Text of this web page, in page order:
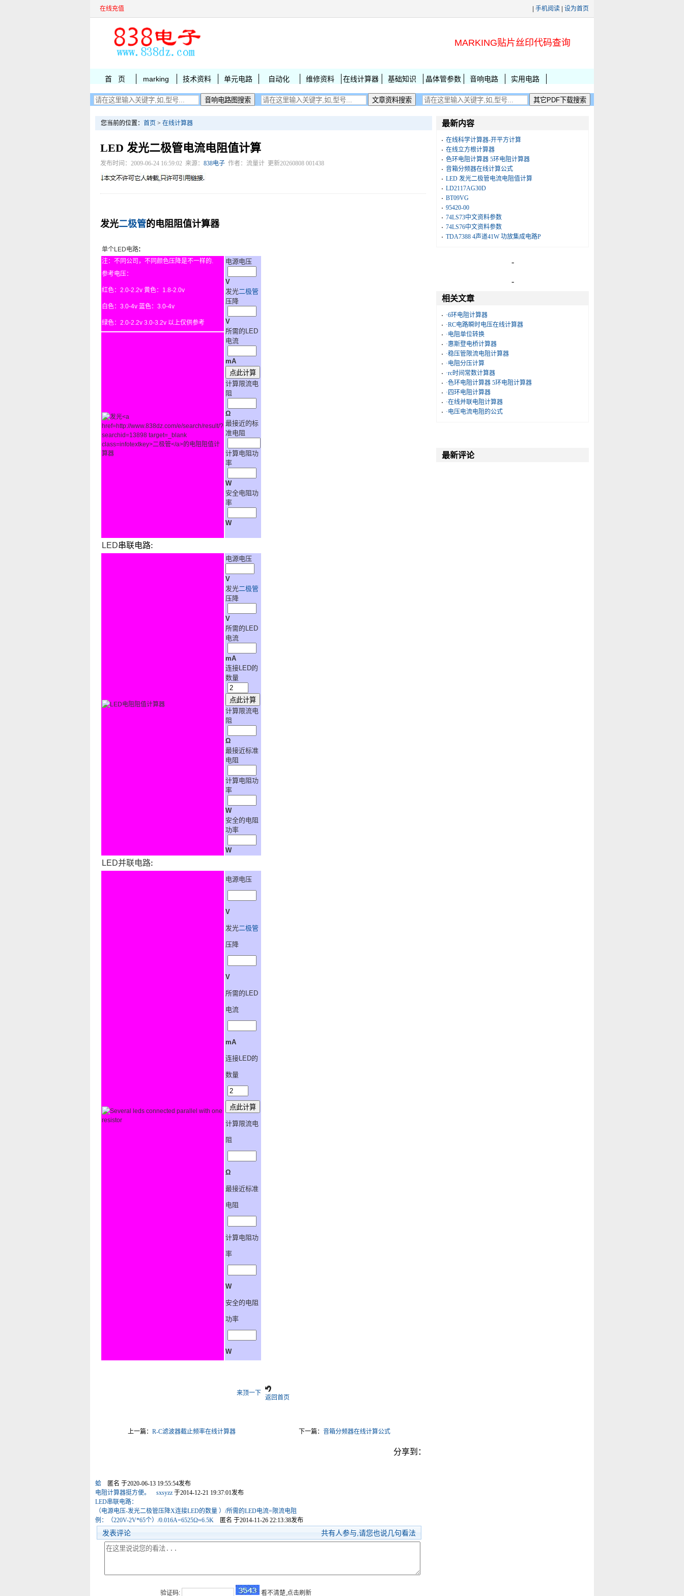
在线充值 手机阅读 设为首页
MARKING贴片丝印代码查询
首 页 marking 技术资料 单元电路 自动化 维修资料 在线计算器 基础知识 晶体管参数 音响电路 实用电路
您当前的位置： 首页 > 在线计算器
LED 发光二极管电流电阻值计算
发布时间：2009-06-24 16:59:02 来源： 838电子 作者：流量计 更新20260808 001438
发光二极管的电阻阻值计算器
单个LED电路:
注：不同公司，不同颜色压降是不一样的.
参考电压：
红色：2.0-2.2v 黄色：1.8-2.0v
白色：3.0-4v 蓝色：3.0-4v
绿色：2.0-2.2v 3.0-3.2v 以上仅供参考
电源电压
V
发光二极管
压降
V
所需的LED
电流
mA
计算限流电
阻
Ω
最接近的标
准电阻
计算电阻功
率
W
安全电阻功
率
W
LED串联电路:
电源电压
V
发光二极管
压降
V
所需的LED
电流
mA
连接LED的
数量
计算限流电
阻
Ω
最接近标准
电阻
计算电阻功
率
W
安全的电阻
功率
W
LED并联电路:
电源电压
V
发光二极管
压降
V
所需的LED
电流
mA
连接LED的
数量
计算限流电
阻
Ω
最接近标准
电阻
计算电阻功
率
W
安全的电阻
功率
W
来顶一下
返回首页
上一篇： R-C滤波器截止频率在线计算器 下一篇： 音箱分频器在线计算公式
分享到：
蛤 匿名 于2020-06-13 19:55:54发布
电阻计算器挺方便。
sxsyzz 于2014-12-21 19:37:01发布
LED串联电路：
（电源电压-发光二极管压降X连接LED的数量 ）/所需的LED电流=限流电阻
例：（220V-2V*65个）/0.016A=6525Ω≈6.5K
匿名 于2014-11-26 22:13:38发布
发表评论 共有人参与,请您也说几句看法
验证码: 看不清楚,点击刷新
最新内容
在线科学计算器-开平方计算
在线立方根计算器
色环电阻计算器 5环电阻计算器
音箱分频器在线计算公式
LED 发光二极管电流电阻值计算
LD2117AG30D
BT09VG
95420-00
74LS73中文资料参数
74LS76中文资料参数
TDA7388 4声道41W 功放集成电路P
-
-
相关文章
·6环电阻计算器
·RC电路瞬时电压在线计算器
·电阻单位转换
·惠斯登电桥计算器
·稳压管限流电阻计算器
·电阻分压计算
·rc时间常数计算器
·色环电阻计算器 5环电阻计算器
·四环电阻计算器
·在线并联电阻计算器
·电压电流电阻的公式
最新评论